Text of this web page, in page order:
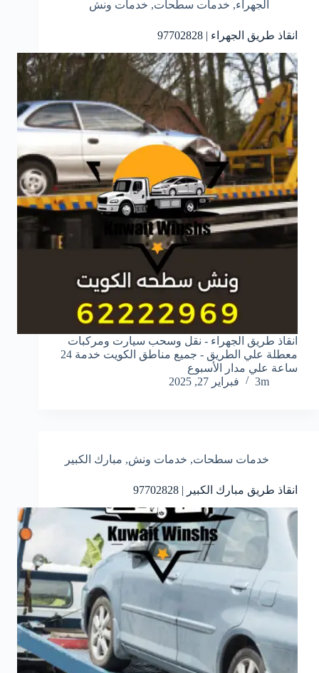
الجهراء, خدمات سطحات, خدمات ونش
انقاذ طريق الجهراء | 97702828
انقاذ طريق الجهراء - نقل وسحب سيارت ومركبات
معطلة علي الطريق - جميع مناطق الكويت خدمة 24
ساعة علي مدار الأسبوع
3m
فبراير 27, 2025
خدمات سطحات, خدمات ونش, مبارك الكبير
انقاذ طريق مبارك الكبير | 97702828